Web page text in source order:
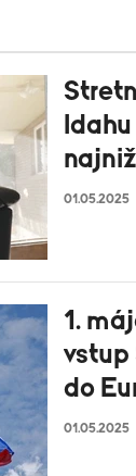
01.05.2025
1.
vstup
do
01.05.2025